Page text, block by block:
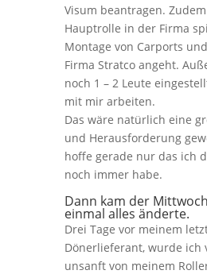
Visum beantragen.
Hauptrolle in der Firma
Montage von Carports
Firma Stratco angeht.
noch 1 – 2 Leute
mit mir arbeiten.
Das wäre natürlich eine
und Herausforderung
hoffe gerade nur das ich
noch immer habe.
Dann kam der
einmal alles änderte.
Drei Tage vor meinem
Dönerlieferant, wurde ich
unsanft von meinem